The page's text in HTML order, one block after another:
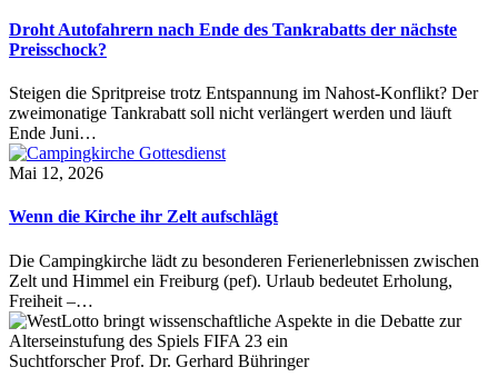
Droht Autofahrern nach Ende des Tankrabatts der nächste
Preisschock?
Steigen die Spritpreise trotz Entspannung im Nahost-Konflikt? Der
zweimonatige Tankrabatt soll nicht verlängert werden und läuft
Ende Juni…
Mai 12, 2026
Wenn die Kirche ihr Zelt aufschlägt
Die Campingkirche lädt zu besonderen Ferienerlebnissen zwischen
Zelt und Himmel ein Freiburg (pef). Urlaub bedeutet Erholung,
Freiheit –…
Suchtforscher Prof. Dr. Gerhard Bühringer